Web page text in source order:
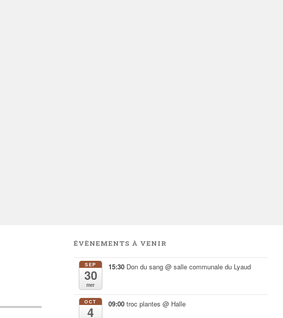
ÉVÈNEMENTS À VENIR
SEP
30
mer
15:30 Don du sang @ salle communale du Lyaud
OCT
4
09:00 troc plantes @ Halle